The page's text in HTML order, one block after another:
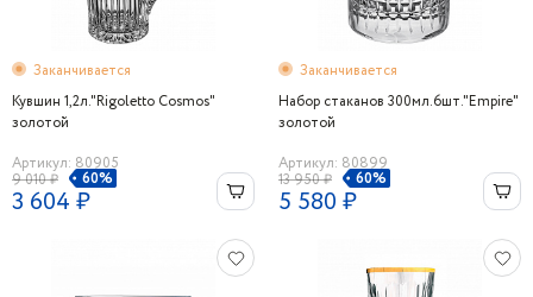
Заканчивается
Кувшин 1,2л."Rigoletto Cosmos"
золотой
Артикул: 80905
9 010 ₽
60%
3 604 ₽
Заканчивается
Набор стаканов 300мл.6шт."Empire"
золотой
Артикул: 80899
13 950 ₽
60%
5 580 ₽